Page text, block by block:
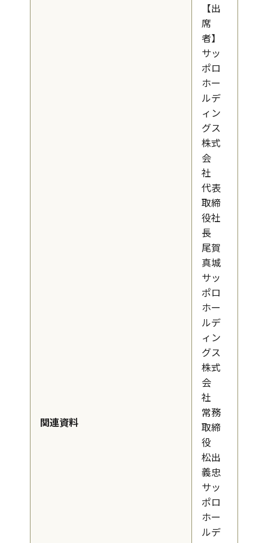
関連資料
【出
席
者】
サッ
ポロ
ホー
ルデ
ィン
グス
株式
会
社
代表
取締
役社
長
尾賀
真城
サッ
ポロ
ホー
ルデ
ィン
グス
株式
会
社
常務
取締
役
松出
義忠
サッ
ポロ
ホー
ルデ